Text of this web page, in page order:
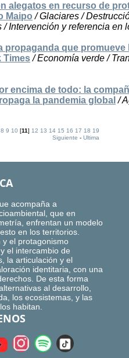
alegatos en recurso de
Maipo / Glaciares /
/ Intervención y referencia en
propaganda que
Times/ Economía verde /
encima de todo: la
la pandemia global /
8 9 10 [11]12 13 14 15 16 17 18 19
Siguiente -Ultima
acompaña a
que en
enfrentan un modelo
en los territorios.
y el protagonismo
el intercambio de
la articulación y el
identitaria, con una
De esta forma
al desarrollo,
los ecosistemas, y las
habitan.